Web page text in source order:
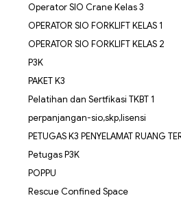
Operator SIO Crane Kelas 3
OPERATOR SIO FORKLIFT KELAS 1
OPERATOR SIO FORKLIFT KELAS 2
P3K
PAKET K3
Pelatihan dan Sertfikasi TKBT 1
perpanjangan-sio,skp,lisensi
PETUGAS K3 PENYELAMAT RUANG
Petugas P3K
POPPU
Rescue Confined Space